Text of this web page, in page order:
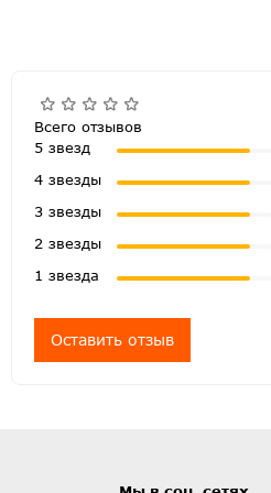
Всего отзывов
5 звезд
4 звезды
3 звезды
2 звезды
1 звезда
Оставить отзыв